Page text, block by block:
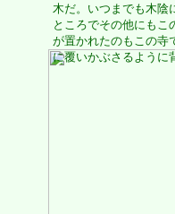
木だ。いつまでも木陰
ところでその他にもこ
が置かれたのもこの寺
に覆いかぶさるように